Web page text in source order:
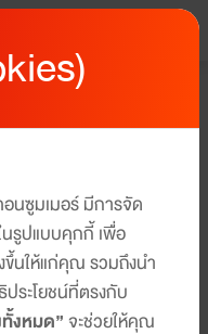
ากมาย ครบทุกไลฟ์สไตล์
อนซูมเมอร์ มีการจัด
นรูปแบบคุกกี้ เพื่อ
นให้แก่คุณ รวมถึงนำ
ประโยชน์ที่ตรงกับ
งหมด”จะช่วยให้คุณ